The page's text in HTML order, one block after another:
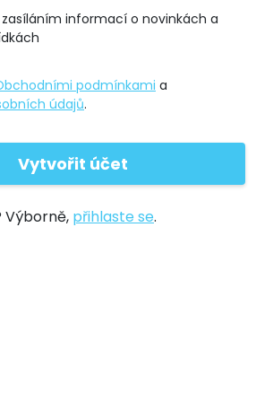
informací o novinkách a
podmínkami a
údajů.
Výborně, přihlaste se.